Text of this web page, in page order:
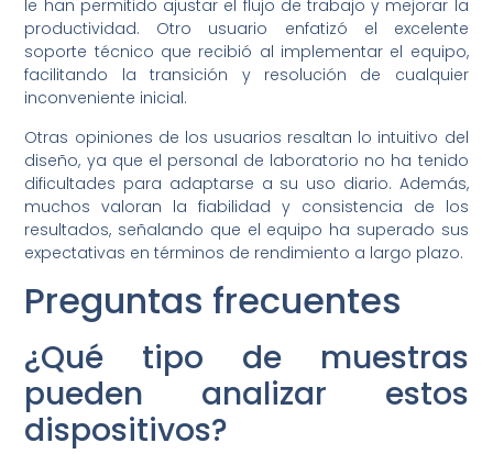
le han permitido ajustar el flujo de trabajo y mejorar la
productividad. Otro usuario enfatizó el excelente
soporte técnico que recibió al implementar el equipo,
facilitando la transición y resolución de cualquier
inconveniente inicial.
Otras opiniones de los usuarios resaltan lo intuitivo del
diseño, ya que el personal de laboratorio no ha tenido
dificultades para adaptarse a su uso diario. Además,
muchos valoran la fiabilidad y consistencia de los
resultados, señalando que el equipo ha superado sus
expectativas en términos de rendimiento a largo plazo.
Preguntas frecuentes
¿Qué tipo de muestras
pueden analizar estos
dispositivos?